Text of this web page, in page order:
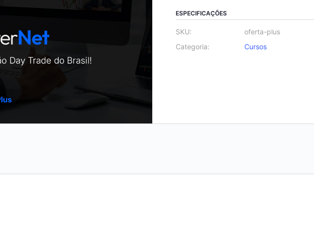
ESPECIFICAÇÕES
SKU:
oferta-plus
Categoria:
Cursos